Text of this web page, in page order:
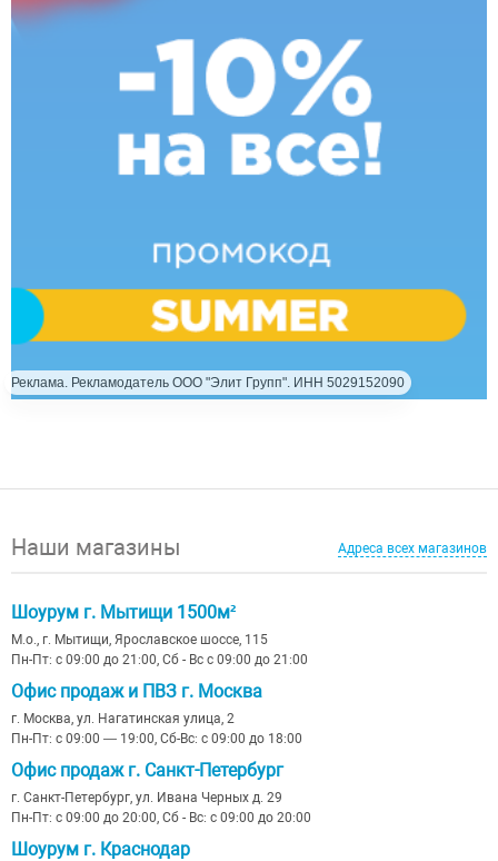
Реклама. Рекламодатель ООО "Элит Групп". ИНН 5029152090
Наши магазины Адреса всех магазинов
Шоурум г. Мытищи 1500м²
М.о., г. Мытищи, Ярославское шоссе, 115
Пн-Пт: с 09:00 до 21:00, Сб - Вс с 09:00 до 21:00
Офис продаж и ПВЗ г. Москва
г. Москва, ул. Нагатинская улица, 2
Пн-Пт: с 09:00 — 19:00, Сб-Вс: с 09:00 до 18:00
Офис продаж г. Санкт-Петербург
г. Санкт-Петербург, ул. Ивана Черных д. 29
Пн-Пт: с 09:00 до 20:00, Сб - Вс: с 09:00 до 20:00
Шоурум г. Краснодар